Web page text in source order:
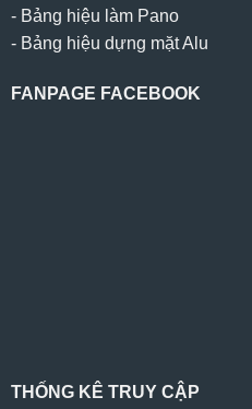
- Bảng hiệu làm Pano
- Bảng hiệu dựng mặt Alu
FANPAGE FACEBOOK
THỐNG KÊ TRUY CẬP